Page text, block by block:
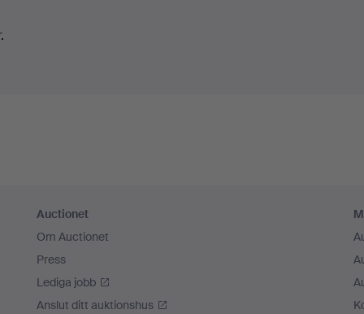
Auctionet
Om Auctionet
Press
Lediga jobb
Anslut ditt auktionshus